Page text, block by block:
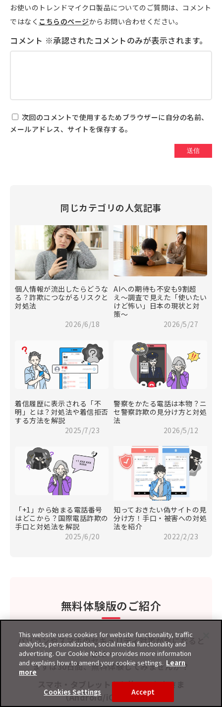
お使いのトレンドマイクロ製品についてのご質問は、コメント
ではなく こちらのページからお問い合わせください。
次回のコメントで使用するためブラウザーに自分の名前、
メールアドレス、サイトを保存する。
同じカテゴリの人気記事
個人情報が流出したらどうな
る？詐欺につながるリスクと
対処法
2026/6/18
AIへの期待も不安も9割超
え〜調査で見えた「使いたい
けど怖い」日本の現状と対
策〜
2026/5/27
着信履歴に表示される「不
明」とは？対処法や着信拒否
する方法を解説
2025/7/23
警察をかたる電話は本物？ニ
セ警察詐欺の見分け方と対処
法
2026/5/12
「+1」から始まる電話番号
はどこから？国際電話詐欺の
手口と対処法を解説
2025/6/20
知っておきたい偽サイトの見
分け方！手口・被害への対処
法を紹介
2022/2/23
無料体験版のご紹介
パソコンやスマホのセキュリティ対策が気になると
きは・・・
まずは30日間、無料体験してみませんか？
スマホ・タブレットをお使いのお客さま
（Android/iOS/iPadOS）
This website uses cookies for website functionality, traffic
analytics, personalization, social media functionality and
advertising. Our Cookie Notice provides more information
and explains how to amend your cookie settings. Learn
more
Cookies Settings Accept